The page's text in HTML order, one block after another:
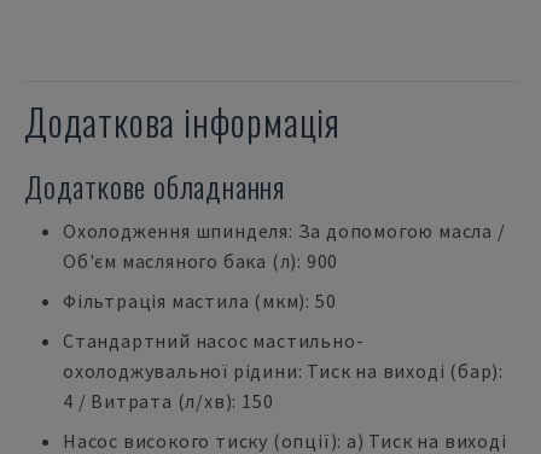
Додаткова інформація
Додаткове обладнання
Охолодження шпинделя: За допомогою масла /
Об'єм масляного бака (л): 900
Фільтрація мастила (мкм): 50
Стандартний насос мастильно-
охолоджувальної рідини: Тиск на виході (бар):
4 / Витрата (л/хв): 150
Насос високого тиску (опції): a) Тиск на виході